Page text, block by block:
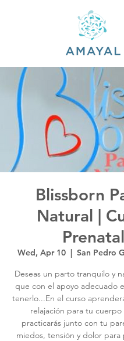
Blissborn
Natural |
Prenatal
Wed, Apr 10
  |
San Pedro
Deseas un parto tranquilo y
que con el apoyo adecuado
tenerlo...En el curso
relajación para tu cuerpo
practicarás junto con tu
miedos, tensión y dolor para